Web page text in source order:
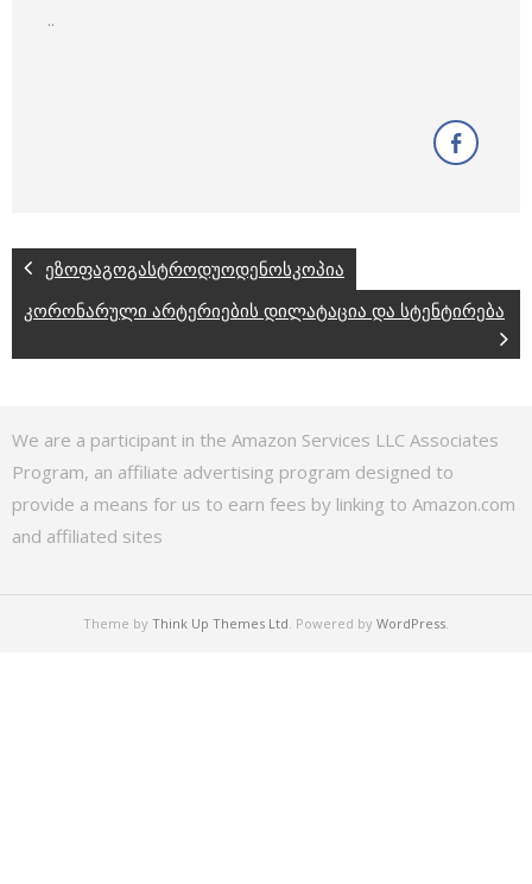
..
ეზოფაგოგასტროდუოდენოსკოპია
კორონარული არტერიების დილატაცია და სტენტირება
We are a participant in the Amazon Services LLC Associates
Program, an affiliate advertising program designed to
provide a means for us to earn fees by linking to Amazon.com
and affiliated sites
Theme by Think Up Themes Ltd . Powered by WordPress